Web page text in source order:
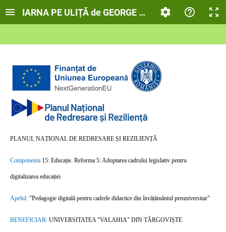
IARNA PE ULIȚĂ de GEORGE COȘBUC
PLANUL NAȚIONAL DE REDRESARE ȘI REZILIENȚĂ
Componenta 15: Educație. Reforma 5: Adoptarea cadrului legislativ pentru
digitalizarea educației
Apelul: ”Pedagogie digitală pentru cadrele didactice din învățământul preuniversitar”
BENEFICIAR: UNIVERSITATEA "VALAHIA" DIN TÂRGOVIȘTE